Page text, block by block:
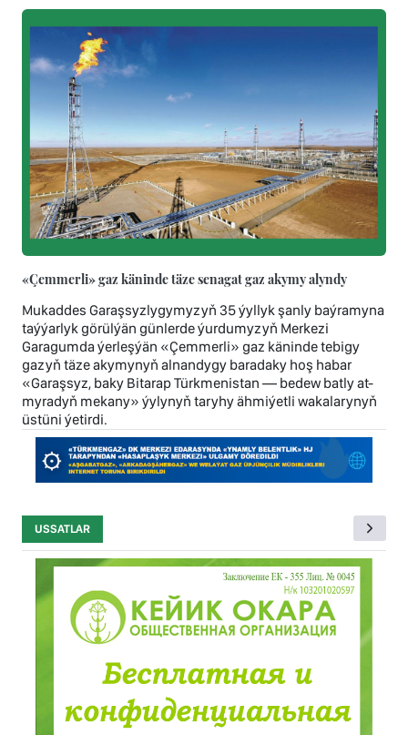
«Çemmerli» gaz käninde täze senagat gaz akymy alyndy
Mukaddes Garaşsyzlygymyzyň 35 ýyllyk şanly baýramyna
taýýarlyk görülýän günlerde ýurdumyzyň Merkezi
Garagumda ýerleşýän «Çemmerli» gaz käninde tebigy
gazyň täze akymynyň alnandygy baradaky hoş habar
«Garaşsyz, baky Bitarap Türkmenistan — bedew batly at-
myradyň mekany» ýylynyň taryhy ähmiýetli wakalarynyň
üstüni ýetirdi.
USSATLAR